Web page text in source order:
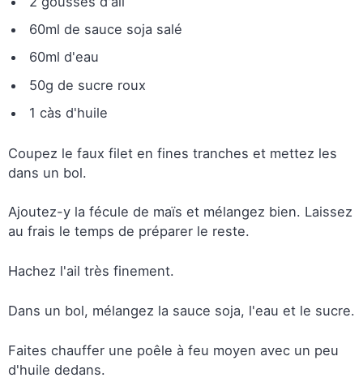
60ml de sauce soja salé
60ml d'eau
50g de sucre roux
1 càs d'huile
Coupez le faux filet en fines tranches et mettez les
dans un bol.
Ajoutez-y la fécule de maïs et mélangez bien. Laissez
au frais le temps de préparer le reste.
Hachez l'ail très finement.
Dans un bol, mélangez la sauce soja, l'eau et le sucre.
Faites chauffer une poêle à feu moyen avec un peu
d'huile dedans.